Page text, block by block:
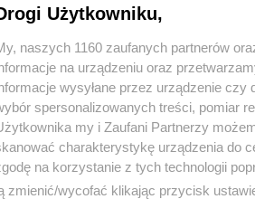
Jedna decyzja wywróciła
kryzysie. Pojawił się pomysł,
Użytkowniku,
naszych 1160 zaufanych partnerów
na urządzeniu oraz
wysyłane przez urządzenie
spersonalizowanych treści, pomiar
my i Zaufani Partnerzy
charakterystykę urządzenia do
na korzystanie z tych technologii
zmienić/wycofać klikając przycisk